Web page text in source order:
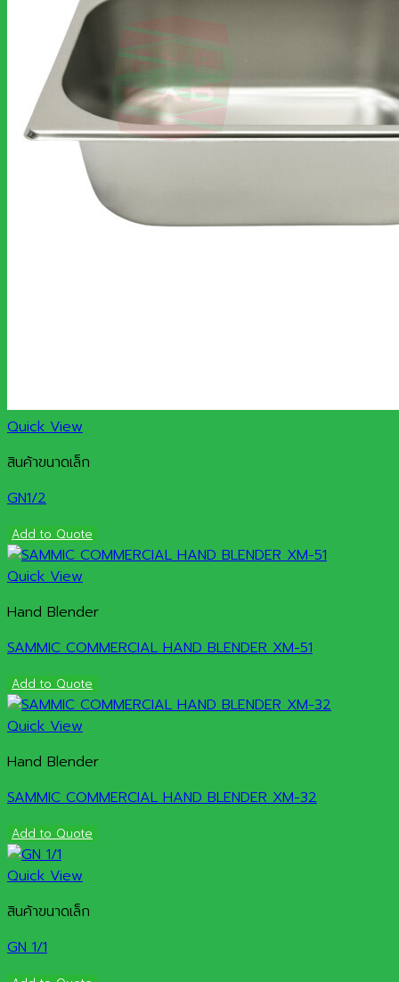
Quick View
สินค้าขนาดเล็ก
GN1/2
Add to Quote
Quick View
Hand Blender
SAMMIC COMMERCIAL HAND BLENDER XM-51
Add to Quote
Quick View
Hand Blender
SAMMIC COMMERCIAL HAND BLENDER XM-32
Add to Quote
Quick View
สินค้าขนาดเล็ก
GN 1/1